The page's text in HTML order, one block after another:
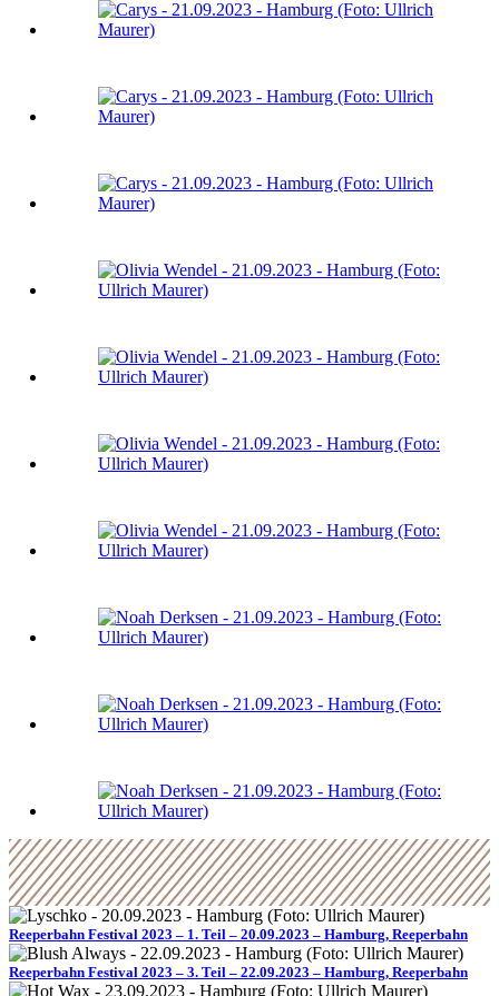
Reeperbahn Festival 2023 – 1. Teil – 20.09.2023 – Hamburg, Reeperbahn
Reeperbahn Festival 2023 – 3. Teil – 22.09.2023 – Hamburg, Reeperbahn